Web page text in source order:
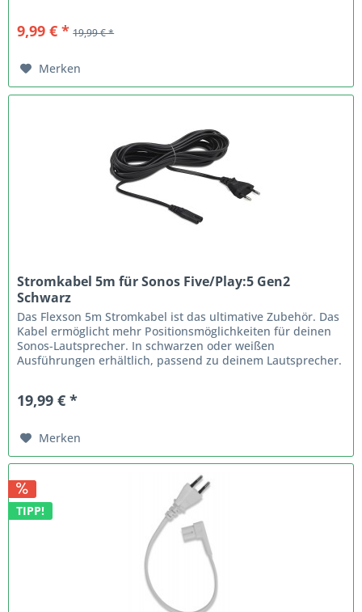
9,99 € * 19,99 € *
Merken
Stromkabel 5m für Sonos Five/Play:5 Gen2
Schwarz
Das Flexson 5m Stromkabel ist das ultimative Zubehör. Das
Kabel ermöglicht mehr Positionsmöglichkeiten für deinen
Sonos-Lautsprecher. In schwarzen oder weißen
Ausführungen erhältlich, passend zu deinem Lautsprecher.
19,99 € *
Merken
TIPP!